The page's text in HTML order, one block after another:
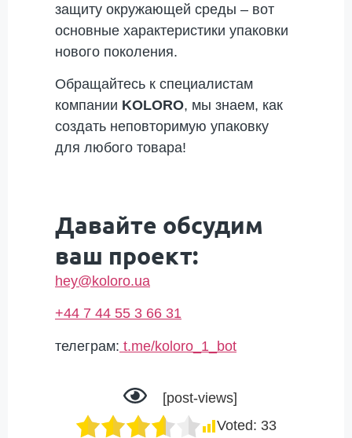
защиту окружающей среды – вот
основные характеристики упаковки
нового поколения.
Обращайтесь к специалистам
компании KOLORO, мы знаем, как
создать неповторимую упаковку
для любого товара!
Давайте обсудим
ваш проект:
hey@koloro.ua
+44 7 44 55 3 66 31
телеграм: t.me/koloro_1_bot
[post-views]
Voted: 33